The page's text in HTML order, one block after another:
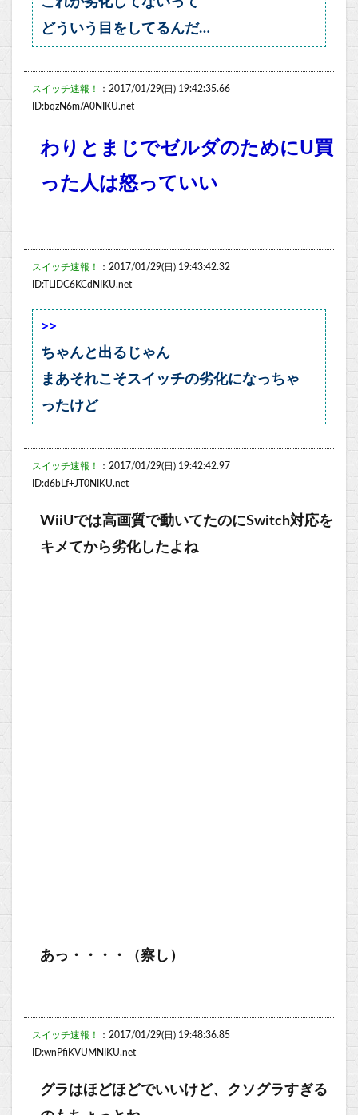
どういう目をしてるんだ…
スイッチ速報！
：2017/01/29(日) 19:42:35.66
ID:bqzN6m/A0NIKU.net
わりとまじでゼルダのためにU買
った人は怒っていい
スイッチ速報！
：2017/01/29(日) 19:43:42.32
ID:TLlDC6KCdNIKU.net
>>
ちゃんと出るじゃん
まあそれこそスイッチの劣化になっちゃ
ったけど
スイッチ速報！
：2017/01/29(日) 19:42:42.97
ID:d6bLf+JT0NIKU.net
WiiUでは高画質で動いてたのにSwitch対応を
キメてから劣化したよね
あっ・・・・（察し）
スイッチ速報！
：2017/01/29(日) 19:48:36.85
ID:wnPfiKVUMNIKU.net
グラはほどほどでいいけど、クソグラすぎる